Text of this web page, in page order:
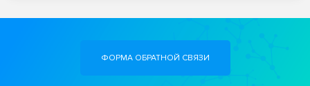
ФОРМА ОБРАТНОЙ СВЯЗИ